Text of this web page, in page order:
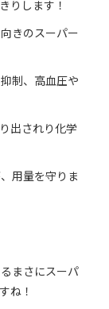
りします！
きのスーパー
制、高血圧や
出されり化学
用量を守りま
まさにスーパ
ね！